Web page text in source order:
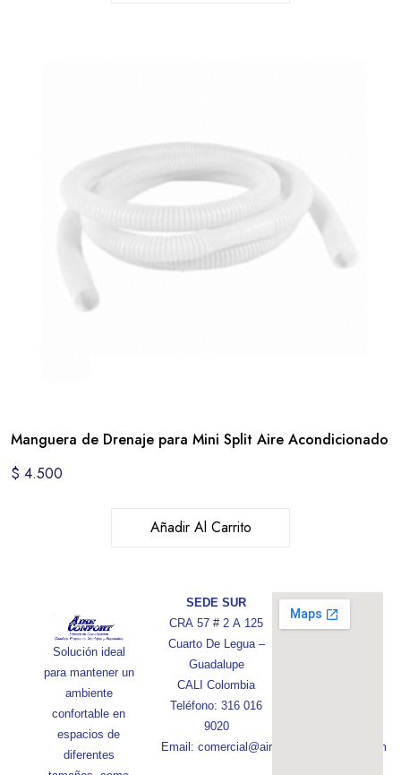
Manguera de Drenaje para Mini Split Aire Acondicionado
$ 4.500
Añadir Al Carrito
Solución ideal
para mantener un
ambiente
confortable en
espacios de
diferentes
SEDE SUR
CRA 57 # 2 A 125
Cuarto De Legua –
Guadalupe
CALI Colombia
Teléfono: 316 016
9020
Email: comercial@aireconfortcolombia.com